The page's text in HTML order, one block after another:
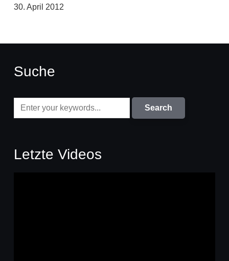
30. April 2012
Suche
Letzte Videos